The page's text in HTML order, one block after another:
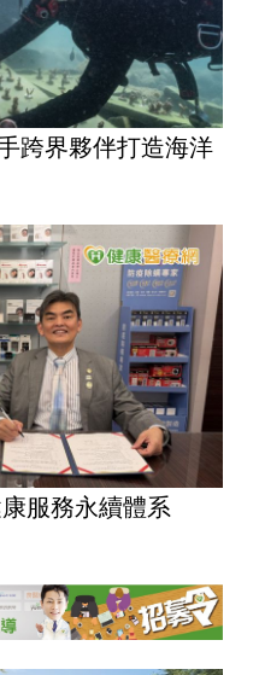
跨界夥伴打造海洋
康服務永續體系